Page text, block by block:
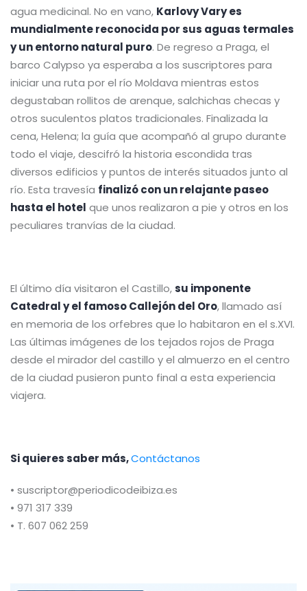
agua medicinal. No en vano, Karlovy Vary es
mundialmente reconocida por sus aguas termales
y un entorno natural puro. De regreso a Praga, el
barco Calypso ya esperaba a los suscriptores para
iniciar una ruta por el río Moldava mientras estos
degustaban rollitos de arenque, salchichas checas y
otros suculentos platos tradicionales. Finalizada la
cena, Helena; la guía que acompañó al grupo durante
todo el viaje, descifró la historia escondida tras
diversos edificios y puntos de interés situados junto al
río. Esta travesía finalizó con un relajante paseo
hasta el hotel que unos realizaron a pie y otros en los
peculiares tranvías de la ciudad.
El último día visitaron el Castillo,su imponente
Catedral y el famoso Callejón del Oro, llamado así
en memoria de los orfebres que lo habitaron en el s.XVI.
Las últimas imágenes de los tejados rojos de Praga
desde el mirador del castillo y el almuerzo en el centro
de la ciudad pusieron punto final a esta experiencia
viajera.
Si quieres saber más,Contáctanos
• suscriptor@periodicodeibiza.es
• 971 317 339
• T. 607 062 259